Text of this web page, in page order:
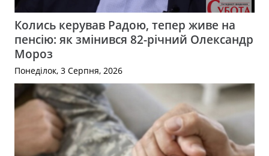
Колись керував Радою, тепер живе на
пенсію: як змінився 82-річний Олександр
Мороз
Понеділок, 3 Серпня, 2026